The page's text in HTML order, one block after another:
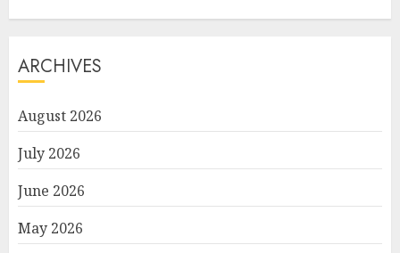
ARCHIVES
August 2026
July 2026
June 2026
May 2026